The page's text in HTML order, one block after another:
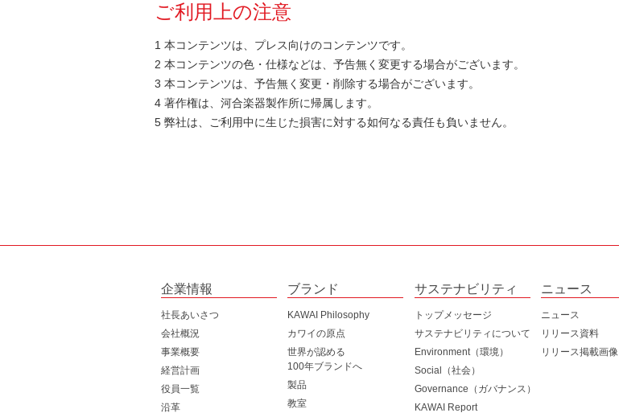
ご利用上の注意
1 本コンテンツは、プレス向けのコンテンツです。
2 本コンテンツの色・仕様などは、予告無く変更する場合がございます。
3 本コンテンツは、予告無く変更・削除する場合がございます。
4 著作権は、河合楽器製作所に帰属します。
5 弊社は、ご利用中に生じた損害に対する如何なる責任も負いません。
企業情報
社長あいさつ
会社概況
事業概要
経営計画
役員一覧
沿革
ブランド
KAWAI Philosophy
カワイの原点
世界が認める
100年ブランドへ
製品
教室
サステナビリティ
トップメッセージ
サステナビリティについて
Environment（環境）
Environment（環境）
環境マネジメント
環境負荷低減
Social（社会）
Social（社会）
人財育成とダイバーシティ
Governance（ガバナンス）
Governance（ガバナンス）
KAWAI Report
ニュース
ニュース
リリース資料
2026年度
リリース掲載画像